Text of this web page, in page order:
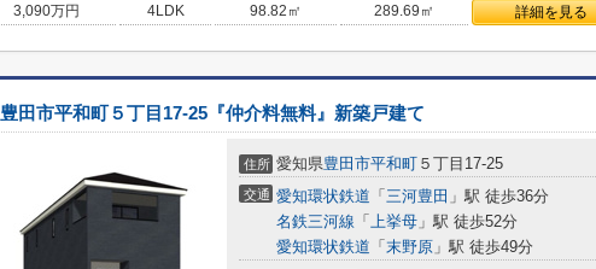
3,090万円 4LDK 98.82㎡ 289.69㎡ 詳細を見る
豊田市平和町５丁目17-25『仲介料無料』新築戸建て
住所 愛知県豊田市平和町 ５丁目17-25
交通 愛知環状鉄道 「 三河豊田 」駅 徒歩36分
名鉄三河線 「 上挙母 」駅 徒歩52分
愛知環状鉄道 「 末野原 」駅 徒歩49分